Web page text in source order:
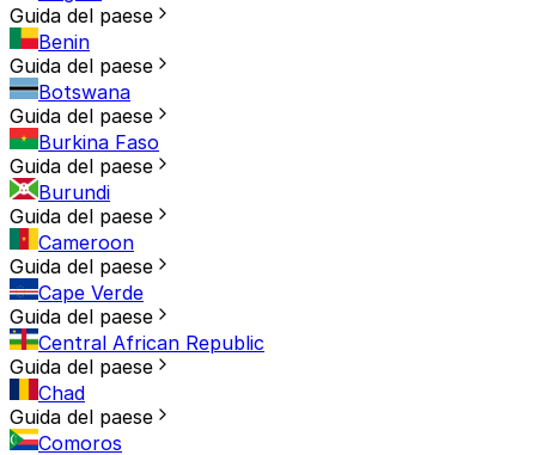
Guida del paese
Benin
Guida del paese
Botswana
Guida del paese
Burkina Faso
Guida del paese
Burundi
Guida del paese
Cameroon
Guida del paese
Cape Verde
Guida del paese
Central African Republic
Guida del paese
Chad
Guida del paese
Comoros